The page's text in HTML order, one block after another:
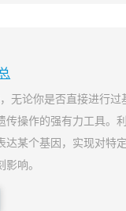
无论你是否直接进行
传操作的强有力工具
达某个基因，实现对特
响。